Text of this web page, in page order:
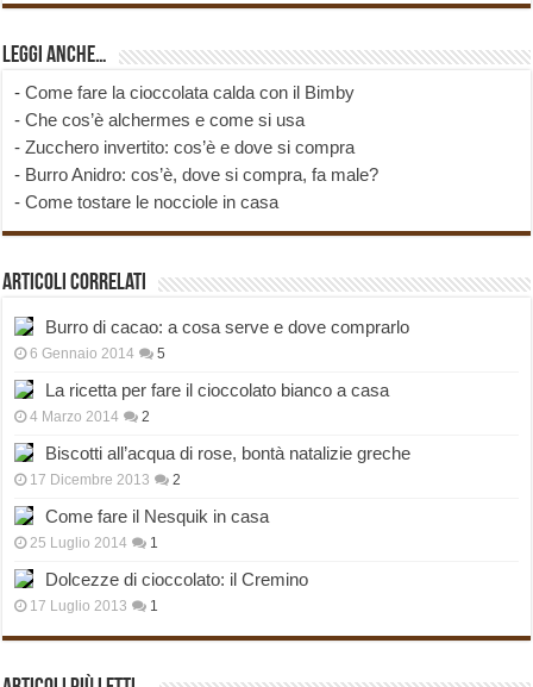
Leggi anche…
-Come fare la cioccolata calda con il Bimby
-Che cos’è alchermes e come si usa
-Zucchero invertito: cos’è e dove si compra
- Burro Anidro: cos’è, dove si compra, fa male?
-Come tostare le nocciole in casa
Articoli correlati
Burro di cacao: a cosa serve e dove comprarlo
6 Gennaio 2014 5
La ricetta per fare il cioccolato bianco a casa
4 Marzo 2014 2
Biscotti all’acqua di rose, bontà natalizie greche
17 Dicembre 2013 2
Come fare il Nesquik in casa
25 Luglio 2014 1
Dolcezze di cioccolato: il Cremino
17 Luglio 2013 1